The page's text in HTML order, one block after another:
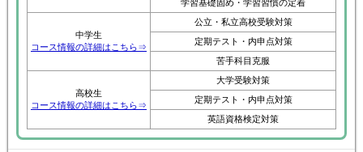
学習基礎固め・学習習慣の定着
中学生
コース情報の詳細はこちら⇒
公立・私立高校受験対策
定期テスト・内申点対策
苦手科目克服
高校生
コース情報の詳細はこちら⇒
大学受験対策
定期テスト・内申点対策
英語資格検定対策